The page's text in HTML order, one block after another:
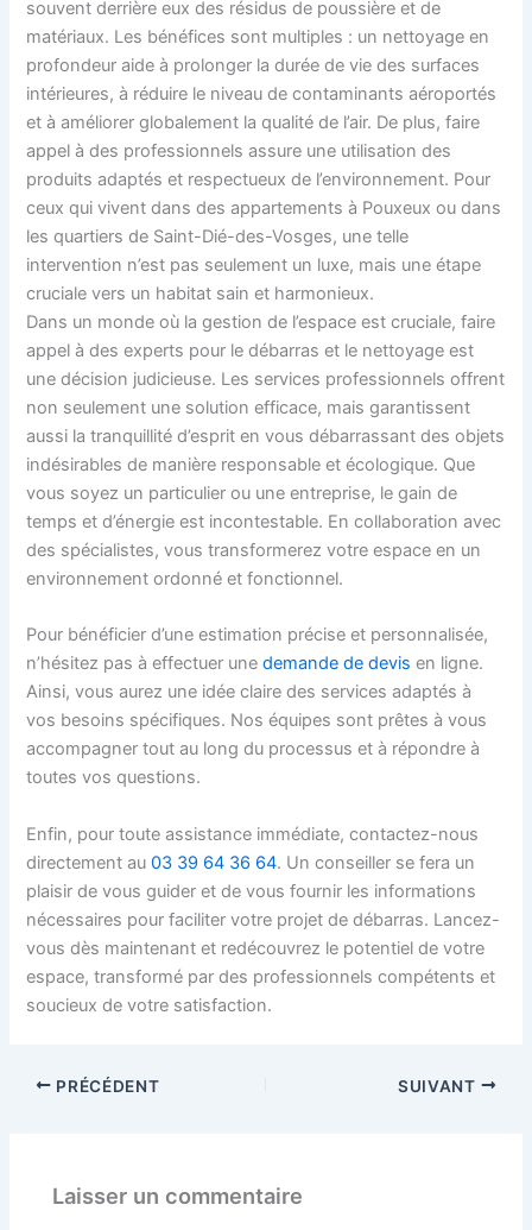
souvent derrière eux des résidus de poussière et de
matériaux. Les bénéfices sont multiples : un nettoyage en
profondeur aide à prolonger la durée de vie des surfaces
intérieures, à réduire le niveau de contaminants aéroportés
et à améliorer globalement la qualité de l’air. De plus, faire
appel à des professionnels assure une utilisation des
produits adaptés et respectueux de l’environnement. Pour
ceux qui vivent dans des appartements à Pouxeux ou dans
les quartiers de Saint-Dié-des-Vosges, une telle
intervention n’est pas seulement un luxe, mais une étape
cruciale vers un habitat sain et harmonieux.
Dans un monde où la gestion de l’espace est cruciale, faire
appel à des experts pour le débarras et le nettoyage est
une décision judicieuse. Les services professionnels offrent
non seulement une solution efficace, mais garantissent
aussi la tranquillité d’esprit en vous débarrassant des objets
indésirables de manière responsable et écologique. Que
vous soyez un particulier ou une entreprise, le gain de
temps et d’énergie est incontestable. En collaboration avec
des spécialistes, vous transformerez votre espace en un
environnement ordonné et fonctionnel.
Pour bénéficier d’une estimation précise et personnalisée,
n’hésitez pas à effectuer unedemande de devis en ligne.
Ainsi, vous aurez une idée claire des services adaptés à
vos besoins spécifiques. Nos équipes sont prêtes à vous
accompagner tout au long du processus et à répondre à
toutes vos questions.
Enfin, pour toute assistance immédiate, contactez-nous
directement au03 39 64 36 64. Un conseiller se fera un
plaisir de vous guider et de vous fournir les informations
nécessaires pour faciliter votre projet de débarras. Lancez-
vous dès maintenant et redécouvrez le potentiel de votre
espace, transformé par des professionnels compétents et
soucieux de votre satisfaction.
PRÉCÉDENT SUIVANT
Laisser un commentaire